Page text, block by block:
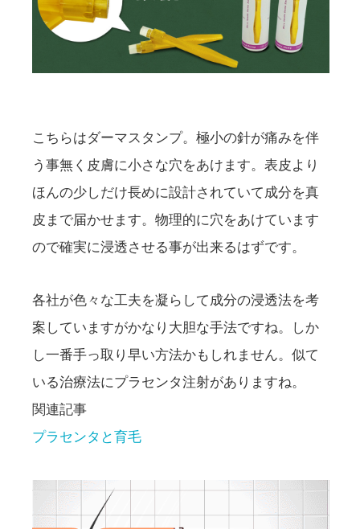
こちらはダーマスタンプ。極小の針が痛みを伴
う事無く皮膚に小さな穴をあけます。表皮より
ほんの少しだけ長めに設計されていて成分を真
皮まで届かせます。物理的に穴をあけています
ので確実に浸透させる事が出来るはずです。
各社が色々な工夫を凝らして成分の浸透法を考
案していますがかなり大胆な手法ですね。しか
し一番手っ取り早い方法かもしれません。似て
いる治療法にプラセンタ注射がありますね。
関連記事
プラセンタと育毛